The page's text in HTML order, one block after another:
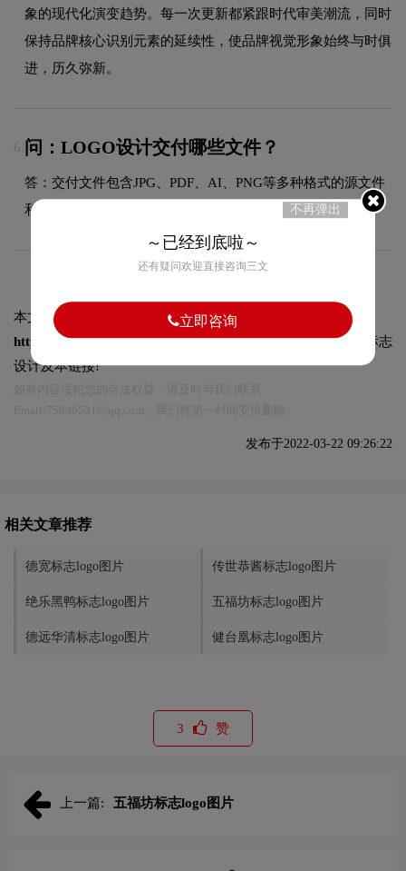
象的现代化演变趋势。每一次更新都紧跟时代审美潮流，同时
保持品牌核心识别元素的延续性，使品牌视觉形象始终与时俱
进，历久弥新。
6. 问：LOGO设计交付哪些文件？
答：交付文件包含JPG、PDF、AI、PNG等多种格式的源文件
和展示文件，满足您在不同场景的使用需求。
本文标题和链接
一零捌标志logo图片:
https://logo9.net/works/8561.html转载时请注明出处为诗宸标志
设计及本链接!
发布于2022-03-22 09:26:22
相关文章推荐
德宽标志logo图片 传世恭酱标志logo图片
绝乐黑鸭标志logo图片 五福坊标志logo图片
德远华清标志logo图片 健台凰标志logo图片
3 赞
上一篇: 五福坊标志logo图片
不再弹出
～已经到底啦～
还有疑问欢迎直接咨询三文
立即咨询